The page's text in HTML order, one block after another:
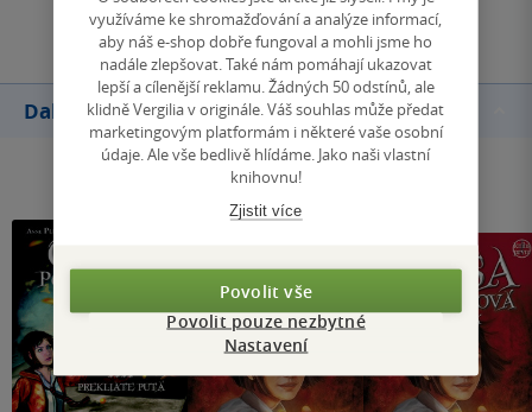
Přidat hodnocení
Další knihy autora
využíváme ke shromažďování a analýze informací,
aby náš e-shop dobře fungoval a mohli jsme ho
nadále zlepšovat. Také nám pomáhají ukazovat
lepší a cílenější reklamu. Žádných 50 odstínů, ale
klidně Vergilia v originále. Váš souhlas může předat
marketingovým platformám i některé vaše osobní
údaje. Ale vše bedlivě hlídáme. Jako naši vlastní
knihovnu!
Zjistit více
Povolit vše
Povolit pouze nezbytné
Nastavení